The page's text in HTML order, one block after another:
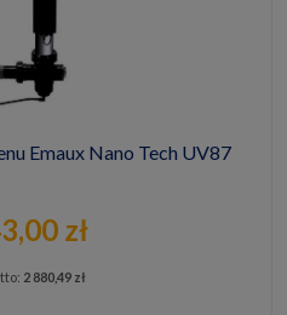
Emaux Nano Tech UV87
zł
2 880,49 zł